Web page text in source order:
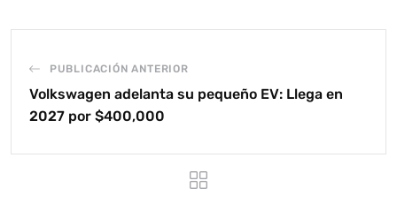
PUBLICACIÓN ANTERIOR
Volkswagen adelanta su pequeño EV: Llega en
2027 por $400,000